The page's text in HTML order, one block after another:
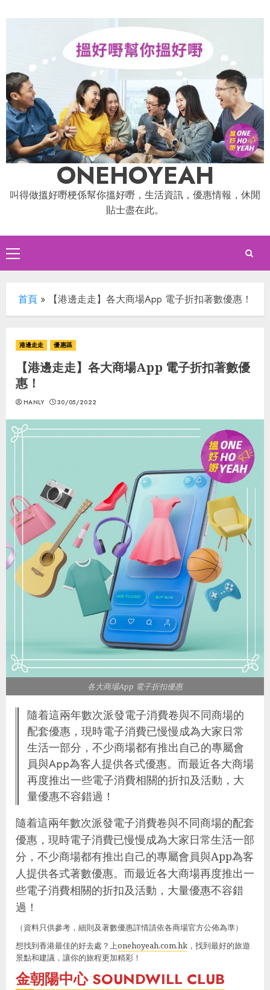
to
ONEHOYEAH
叫得做搵好嘢梗係幫你搵好嘢，生活資訊，優惠情報，休閒
貼士盡在此。
Primary
Menu
首頁 » 【港邊走走】各大商場App 電子折扣著數優惠！
港邊走走 優惠區
【港邊走走】各大商場App 電子折扣著數優
惠！
HANLY 30/05/2022
各大商場App 電子折扣優惠
隨着這兩年數次派發電子消費卷與不同商場的
配套優惠，現時電子消費已慢慢成為大家日常
生活一部分，不少商場都有推出自己的專屬會
員與App為客人提供各式優惠。而最近各大商場
再度推出一些電子消費相關的折扣及活動，大
量優惠不容錯過！
隨着這兩年數次派發電子消費卷與不同商場的配套
優惠，現時電子消費已慢慢成為大家日常生活一部
分，不少商場都有推出自己的專屬會員與App為客
人提供各式著數優惠。而最近各大商場再度推出一
些電子消費相關的折扣及活動，大量優惠不容錯
過！
（資料只供參考，細則及著數優惠詳情請依各商場官方公佈為準）
想找到香港最佳的好去處？上onehoyeah.com.hk ，找到最好的旅遊
景點和建議，讓你的旅程更加精彩！
金朝陽中心 SOUNDWILL CLUB